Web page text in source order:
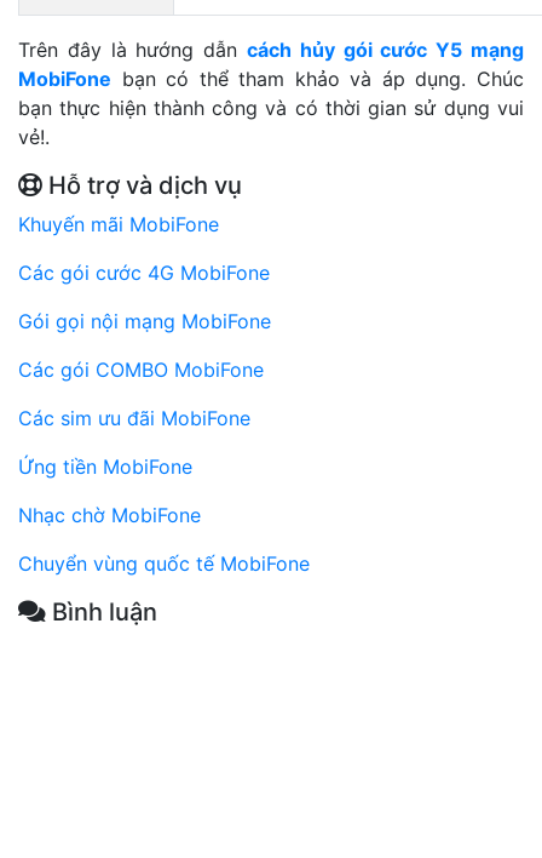
Trên đây là hướng dẫn cách hủy gói cước Y5 mạng
MobiFone bạn có thể tham khảo và áp dụng. Chúc
bạn thực hiện thành công và có thời gian sử dụng vui
vẻ!.
Hỗ trợ và dịch vụ
Khuyến mãi MobiFone
Các gói cước 4G MobiFone
Gói gọi nội mạng MobiFone
Các gói COMBO MobiFone
Các sim ưu đãi MobiFone
Ứng tiền MobiFone
Nhạc chờ MobiFone
Chuyển vùng quốc tế MobiFone
Bình luận